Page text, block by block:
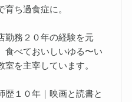
ち過食症に。
勤務２０年の経験を元
食べておいしいゆる〜い
を主宰しています。
歴１０年｜映画と読書と